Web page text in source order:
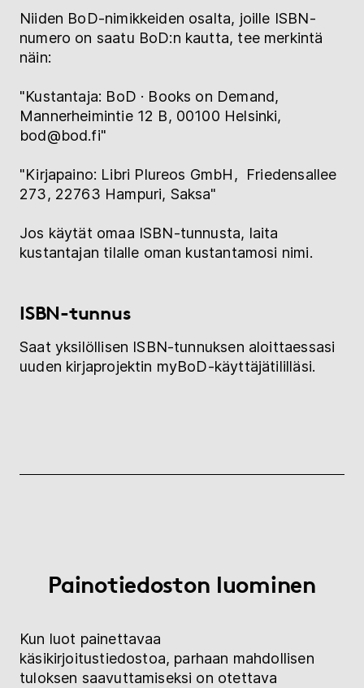
Niiden BoD-nimikkeiden osalta, joille ISBN-
numero on saatu BoD:n kautta, tee merkintä
näin:
"Kustantaja: BoD · Books on Demand,
Mannerheimintie 12 B, 00100 Helsinki,
bod@bod.fi"
"Kirjapaino: Libri Plureos GmbH, Friedensallee
273, 22763 Hampuri, Saksa"
Jos käytät omaa ISBN-tunnusta, laita
kustantajan tilalle oman kustantamosi nimi.
ISBN-tunnus
Saat yksilöllisen ISBN-tunnuksen aloittaessasi
uuden kirjaprojektin myBoD-käyttäjätililläsi.
Painotiedoston luominen
Kun luot painettavaa
käsikirjoitustiedostoa, parhaan mahdollisen
tuloksen saavuttamiseksi on otettava